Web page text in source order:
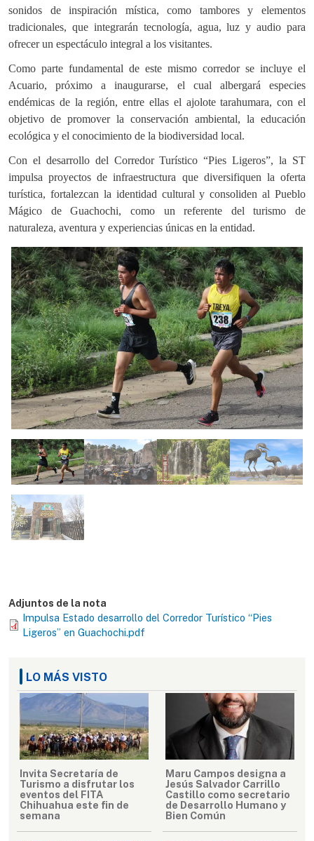
sonidos de inspiración mística, como tambores y elementos
tradicionales, que integrarán tecnología, agua, luz y audio para
ofrecer un espectáculo integral a los visitantes.
Como parte fundamental de este mismo corredor se incluye el
Acuario, próximo a inaugurarse, el cual albergará especies
endémicas de la región, entre ellas el ajolote tarahumara, con el
objetivo de promover la conservación ambiental, la educación
ecológica y el conocimiento de la biodiversidad local.
Con el desarrollo del Corredor Turístico “Pies Ligeros”, la ST
impulsa proyectos de infraestructura que diversifiquen la oferta
turística, fortalezcan la identidad cultural y consoliden al Pueblo
Mágico de Guachochi, como un referente del turismo de
naturaleza, aventura y experiencias únicas en la entidad.
Adjuntos de la nota
Impulsa Estado desarrollo del Corredor Turístico “Pies
Ligeros” en Guachochi.pdf
LO MÁS VISTO
Invita Secretaría de
Turismo a disfrutar los
eventos del FITA
Chihuahua este fin de
semana
Maru Campos designa a
Jesús Salvador Carrillo
Castillo como secretario
de Desarrollo Humano y
Bien Común